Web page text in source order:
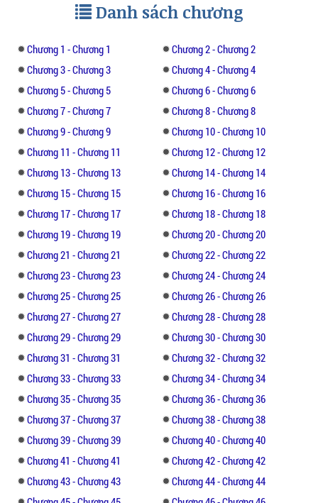
Danh sách chương
Chương 1 - Chương 1
Chương 2 - Chương 2
Chương 3 - Chương 3
Chương 4 - Chương 4
Chương 5 - Chương 5
Chương 6 - Chương 6
Chương 7 - Chương 7
Chương 8 - Chương 8
Chương 9 - Chương 9
Chương 10 - Chương 10
Chương 11 - Chương 11
Chương 12 - Chương 12
Chương 13 - Chương 13
Chương 14 - Chương 14
Chương 15 - Chương 15
Chương 16 - Chương 16
Chương 17 - Chương 17
Chương 18 - Chương 18
Chương 19 - Chương 19
Chương 20 - Chương 20
Chương 21 - Chương 21
Chương 22 - Chương 22
Chương 23 - Chương 23
Chương 24 - Chương 24
Chương 25 - Chương 25
Chương 26 - Chương 26
Chương 27 - Chương 27
Chương 28 - Chương 28
Chương 29 - Chương 29
Chương 30 - Chương 30
Chương 31 - Chương 31
Chương 32 - Chương 32
Chương 33 - Chương 33
Chương 34 - Chương 34
Chương 35 - Chương 35
Chương 36 - Chương 36
Chương 37 - Chương 37
Chương 38 - Chương 38
Chương 39 - Chương 39
Chương 40 - Chương 40
Chương 41 - Chương 41
Chương 42 - Chương 42
Chương 43 - Chương 43
Chương 44 - Chương 44